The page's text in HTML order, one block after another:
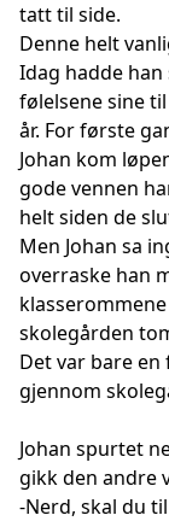
tatt til side.
Denne helt
Idag hadde
følelsene sine
år. For første
Johan kom
gode vennen
helt siden de
Men Johan sa
overraske han
skolegården
Det var bare
gjennom
Johan spurtet
gikk den andre
-Nerd, skal du